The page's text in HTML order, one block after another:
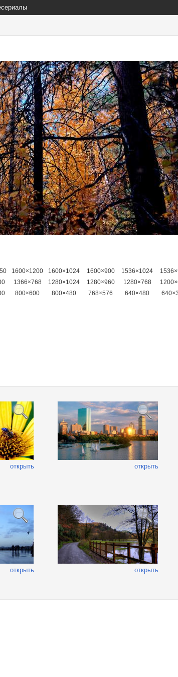
1600×1200 1600×1024 1600×900 1536×1024
1366×768 1280×1024 1280×960 1280×768
800×600 800×480 768×576 640×480
открыть открыть
открыть открыть